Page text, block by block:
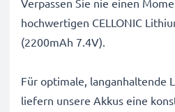
Verpassen Sie nie einen
hochwertigen CELLONIC
(2200mAh 7.4V).
Für optimale, langanhaltende
liefern unsere Akkus eine